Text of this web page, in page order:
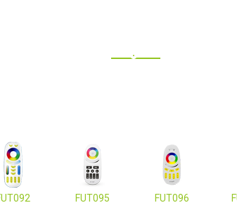
FUT095 FUT096